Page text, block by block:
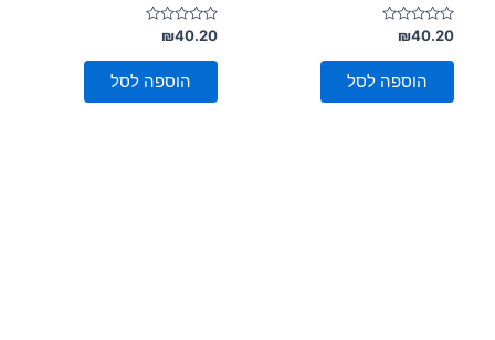
דורג
0
מתוך
₪40.20
הוספה לסל
דורג
0
מתוך
₪40.20
הוספה לסל